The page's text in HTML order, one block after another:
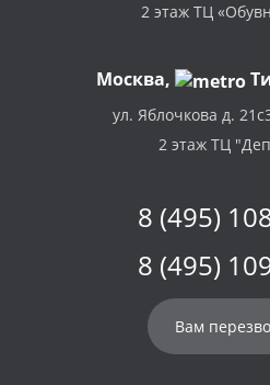
2 этаж ТЦ
Москва,
ул. Яблочкова д.
2 этаж ТЦ
8 (495)
8 (495)
Вам